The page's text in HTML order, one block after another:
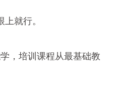
就行。
，培训课程从最基础教